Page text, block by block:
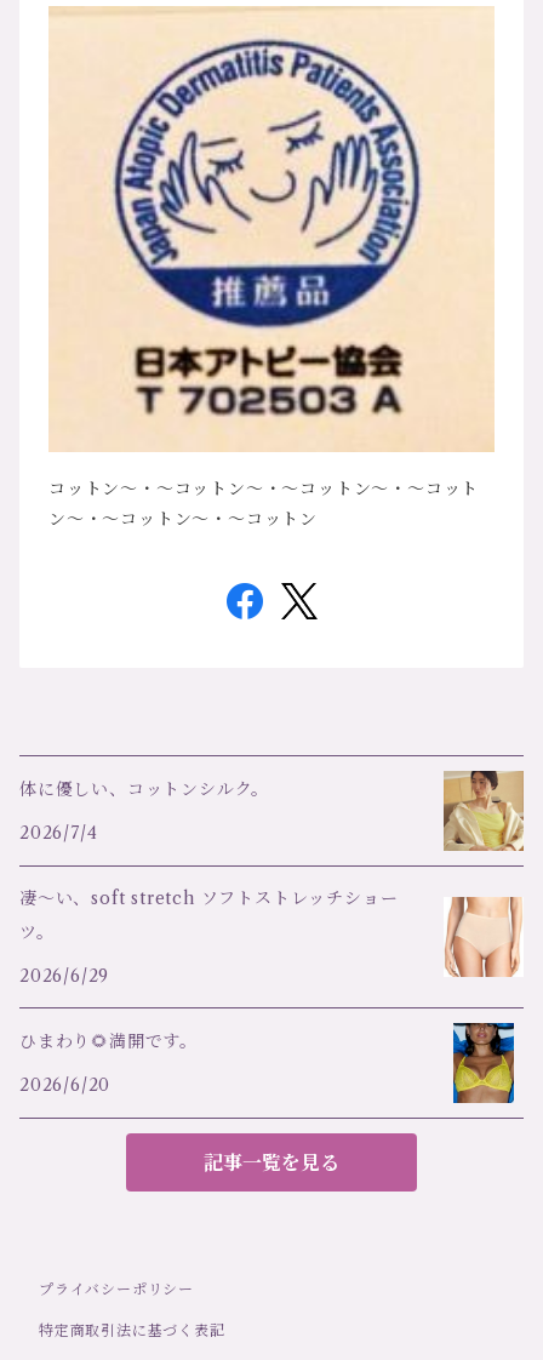
コットン～・～コットン～・～コットン～・～コット
ン～・～コットン～・～コットン
体に優しい、コットンシルク。
2026/7/4
凄～い、soft stretch ソフトストレッチショー
ツ。
2026/6/29
ひまわり🌻満開です。
2026/6/20
記事一覧を見る
プライバシーポリシー
特定商取引法に基づく表記